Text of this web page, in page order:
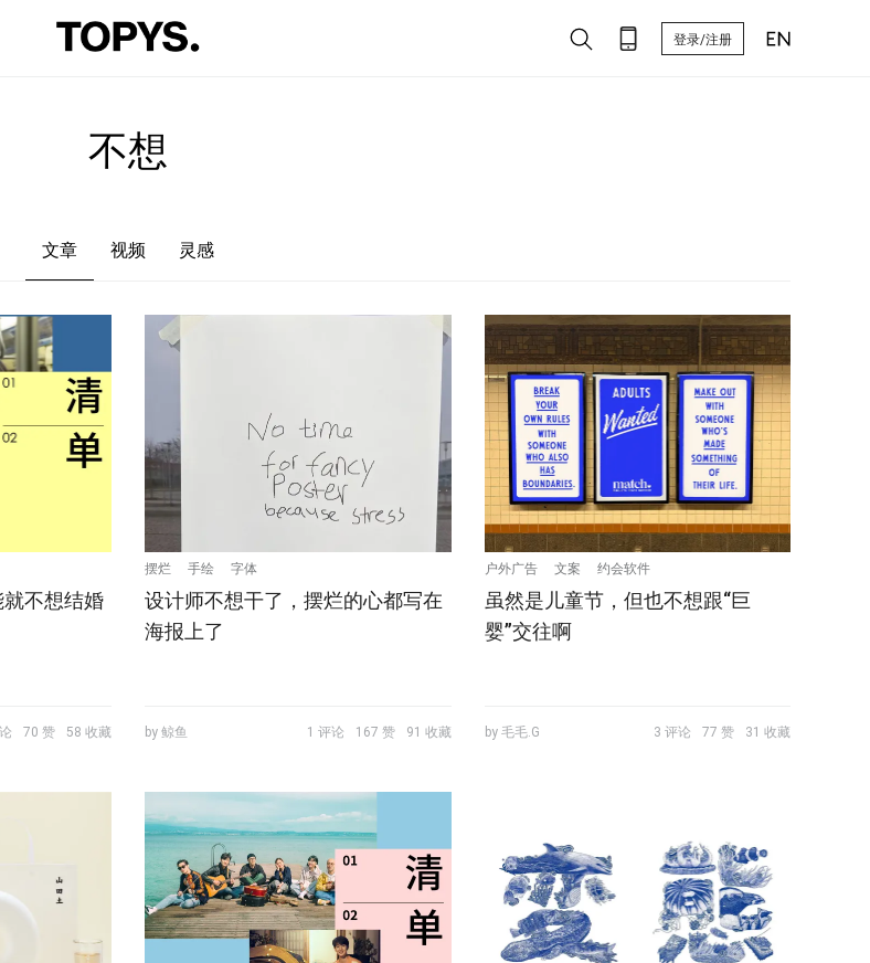
登录/注册
文章 视频 灵感
不想结婚
70 赞 58 收藏
摆烂 手绘 字体
设计师不想干了，摆烂的心都写在
海报上了
by 鲸鱼 1 评论 167 赞 91 收藏
户外广告 文案 约会软件
虽然是儿童节，但也不想跟“巨
婴”交往啊
by 毛毛.G 3 评论 77 赞 31 收藏